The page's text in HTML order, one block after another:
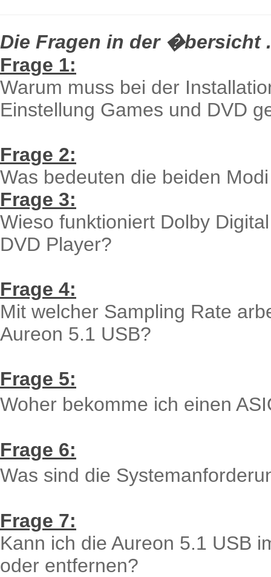
Die Fragen in der �bersicht
Frage 1:
Warum muss bei der
Einstellung Games und DVD
Frage 2:
Was bedeuten die beiden
Frage 3:
Wieso funktioniert Dolby
DVD Player?
Frage 4:
Mit welcher Sampling Rate
Aureon 5.1 USB?
Frage 5:
Woher bekomme ich einen
Frage 6:
Was sind die
Frage 7:
Kann ich die Aureon 5.1 USB
oder entfernen?